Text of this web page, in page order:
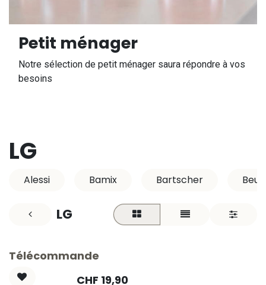
Petit ménager
Notre sélection de petit ménager saura répondre à vos
besoins
LG
Alessi Bamix Bartscher
LG
Télécommande
CHF 19,90